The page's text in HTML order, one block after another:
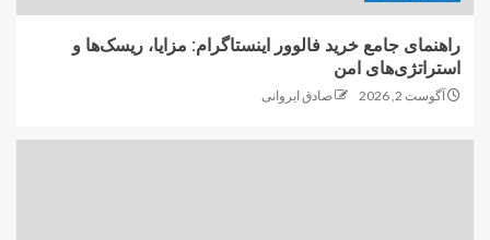
راهنمای جامع خرید فالوور اینستاگرام: مزایا، ریسک‌ها و
استراتژی‌های امن
آگوست 2, 2026 صادق ایروانی